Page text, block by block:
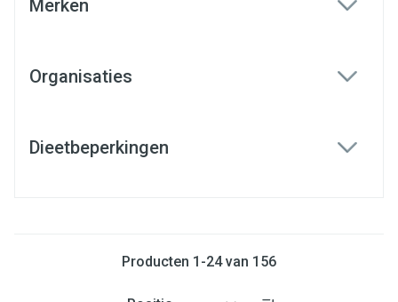
Merken
Organisaties
Dieetbeperkingen
Producten 1 -24van 156